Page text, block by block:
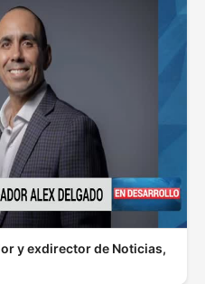
y exdirector de Noticias,